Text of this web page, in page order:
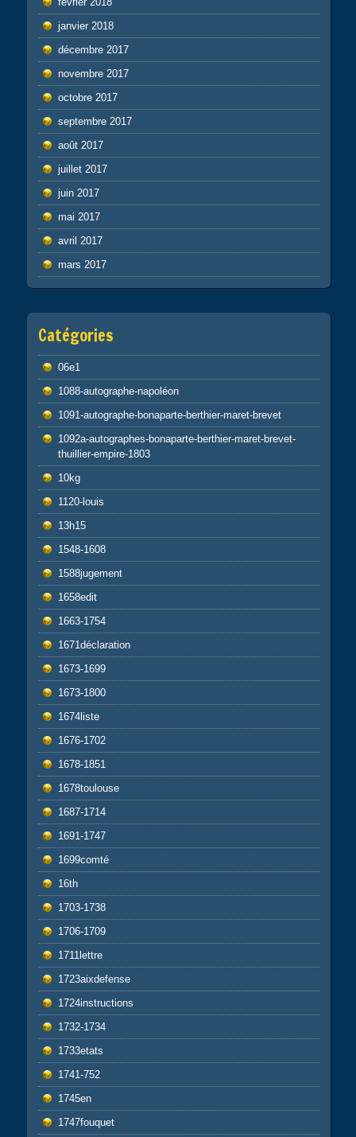
janvier 2018
décembre 2017
novembre 2017
octobre 2017
septembre 2017
août 2017
juillet 2017
juin 2017
mai 2017
avril 2017
mars 2017
Catégories
06e1
1088-autographe-napoléon
1091-autographe-bonaparte-berthier-maret-brevet
1092a-autographes-bonaparte-berthier-maret-brevet-
thuillier-empire-1803
10kg
1120-louis
13h15
1548-1608
1588jugement
1658edit
1663-1754
1671déclaration
1673-1699
1673-1800
1674liste
1676-1702
1678-1851
1678toulouse
1687-1714
1691-1747
1699comté
16th
1703-1738
1706-1709
1711lettre
1723aixdefense
1724instructions
1732-1734
1733etats
1741-752
1745en
1747fouquet